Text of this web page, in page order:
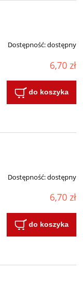
Dostępność:dostępny
6,70 zł
do koszyka
Dostępność:dostępny
6,70 zł
do koszyka